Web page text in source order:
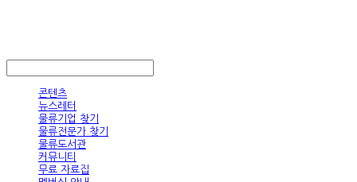
콘텐츠
뉴스레터
물류기업 찾기
물류전문가 찾기
물류도서관
커뮤니티
무료 자료집